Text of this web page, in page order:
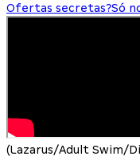
Ofertas secretas?Só
(Lazarus/Adult Swim/